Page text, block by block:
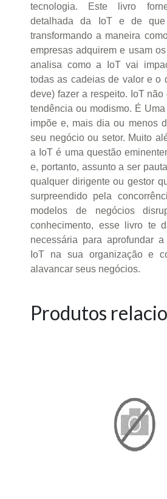
tecnologia. Este livro
detalhada da IoT e de
transformando a maneira
empresas adquirem e usam
analisa como a IoT vai
todas as cadeias de valor e o
deve) fazer a respeito. IoT
tendência ou modismo. É
impõe e, mais dia ou menos
seu negócio ou setor. Muito
a IoT é uma questão
e, portanto, assunto a ser
qualquer dirigente ou gestor
surpreendido pela
modelos de negócios
conhecimento, esse livro te
necessária para aprofundar
IoT na sua organização e
alavancar seus negócios.
Produtos